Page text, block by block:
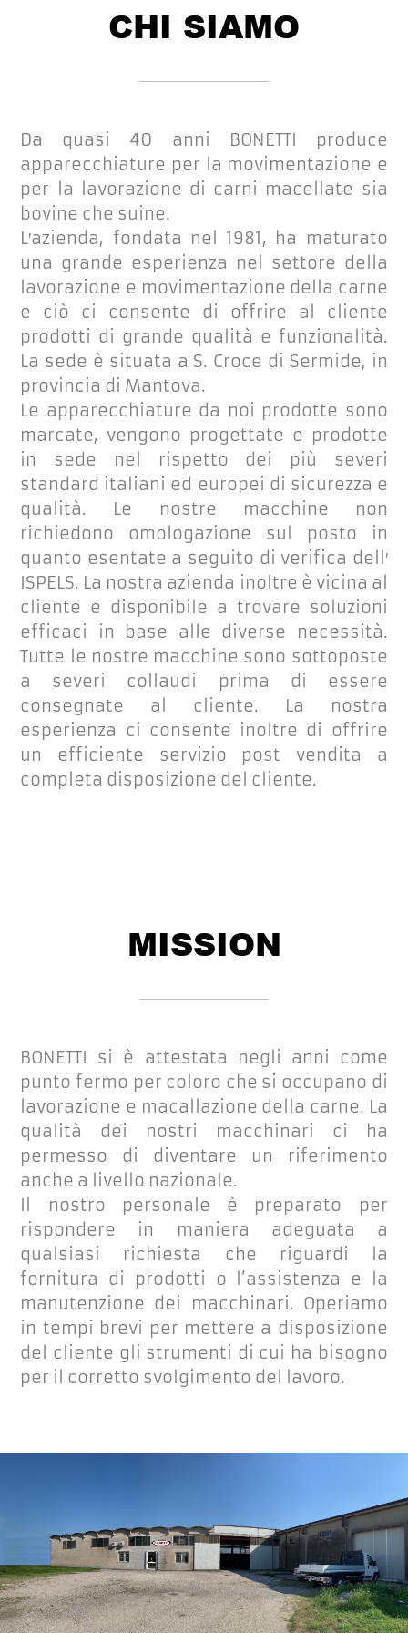
CHI SIAMO
Da quasi 40 anni BONETTI produce
apparecchiature per la movimentazione e
per la lavorazione di carni macellate sia
bovine che suine.
L′azienda, fondata nel 1981, ha maturato
una grande esperienza nel settore della
lavorazione e movimentazione della carne
e ciò ci consente di offrire al cliente
prodotti di grande qualità e funzionalità.
La sede è situata a S. Croce di Sermide, in
provincia di Mantova.
Le apparecchiature da noi prodotte sono
marcate, vengono progettate e prodotte
in sede nel rispetto dei più severi
standard italiani ed europei di sicurezza e
qualità. Le nostre macchine non
richiedono omologazione sul posto in
quanto esentate a seguito di verifica dell′
ISPELS. La nostra azienda inoltre è vicina al
cliente e disponibile a trovare soluzioni
efficaci in base alle diverse necessità.
Tutte le nostre macchine sono sottoposte
a severi collaudi prima di essere
consegnate al cliente. La nostra
esperienza ci consente inoltre di offrire
un efficiente servizio post vendita a
completa disposizione del cliente.
MISSION
BONETTI si è attestata negli anni come
punto fermo per coloro che si occupano di
lavorazione e macallazione della carne. La
qualità dei nostri macchinari ci ha
permesso di diventare un riferimento
anche a livello nazionale.
Il nostro personale è preparato per
rispondere in maniera adeguata a
qualsiasi richiesta che riguardi la
fornitura di prodotti o l’assistenza e la
manutenzione dei macchinari. Operiamo
in tempi brevi per mettere a disposizione
del cliente gli strumenti di cui ha bisogno
per il corretto svolgimento del lavoro.